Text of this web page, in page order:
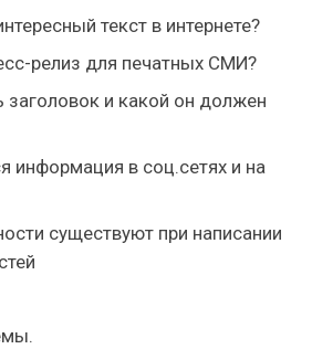
текст в интернете?
релиз для печатных СМИ?
заголовок и какой он должен
информация в соц.сетях и на
существуют при написании